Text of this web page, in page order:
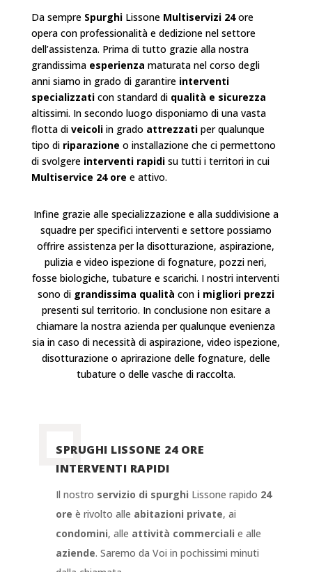
Da sempre SpurghiLissone Multiservizi 24ore
opera con professionalità e dedizione nel settore
dell’assistenza. Prima di tutto grazie alla nostra
grandissima esperienza maturata nel corso degli
anni siamo in grado di garantire interventi
specializzaticon standard di qualità e sicurezza
altissimi. In secondo luogo disponiamo di una vasta
flotta di veicoliin grado attrezzatiper qualunque
tipo di riparazione o installazioneche ci permettono
di svolgere interventi rapidisu tutti i territori in cui
Multiservice 24 ore e attivo.
Infine grazie alle specializzazione e alla suddivisione a
squadre per specifici interventi e settore possiamo
offrire assistenza per la disotturazione, aspirazione,
pulizia e video ispezione di fognature, pozzi neri,
fosse biologiche, tubature e scarichi. I nostri interventi
sono di grandissima qualità coni migliori prezzi
presenti sul territorio. In conclusione non esitare a
chiamare la nostra azienda per qualunque evenienza
sia in caso di necessità di aspirazione, video ispezione,
disotturazione o aprirazione delle fognature, delle
tubature o delle vasche di raccolta.
SPRUGHI LISSONE 24 ORE
INTERVENTI RAPIDI
Il nostro servizio di spurghi Lissonerapido 24
ore è rivolto alle abitazioni private, ai
condomini, alle attività commerciali e alle
aziende. Saremo da Voi in pochissimi minuti